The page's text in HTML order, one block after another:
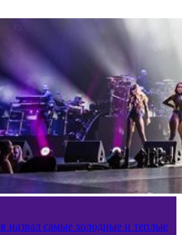
назвал самые холодные и теплые